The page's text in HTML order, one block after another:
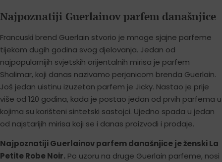
Najpoznatiji Guerlainov parfem današnjice
Francuski brend Guerlain stvorio je mnoge sjajne parfeme
tijekom dugih godina svog djelovanja. Jedan od
najpopularnijih svjetskih orijentalnih mirisa je parfem
Shalimar, koji danas nazivamo perjanicom brenda Guerlain.
Još jedan uistinu izuzetan parfem je Jicky. Nastao je prije
više od 120 godina, kada je postao jedan od prvih parfema u
kojima su korišteni sintetski sastojci. Ujedno spada u jedan
od najstarijih mirisa koji se i danas proizvodi i prodaje.
Najpoznatiji Guerlainov parfem današnjice je ženski La
Petite Robe Noir. Po uzoru na druge Guerlain parfeme, nosi